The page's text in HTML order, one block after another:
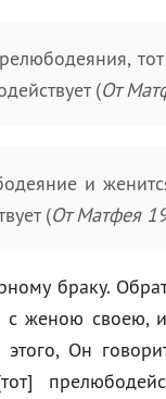
(От
и
(От Матфея
браку.
с женою своею,
Он